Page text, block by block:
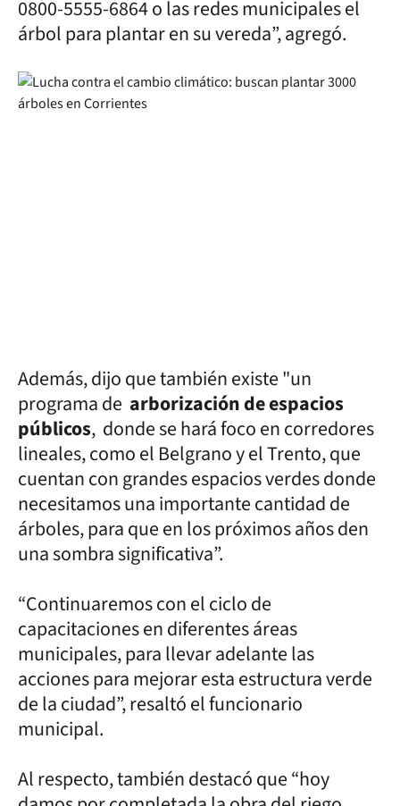
0800-5555-6864 o las redes municipales el
árbol para plantar en su vereda”, agregó.
Además, dijo que también existe "un
programa de arborización de espacios
públicos, donde se hará foco en corredores
lineales, como el Belgrano y el Trento, que
cuentan con grandes espacios verdes donde
necesitamos una importante cantidad de
árboles, para que en los próximos años den
una sombra significativa”.
“Continuaremos con el ciclo de
capacitaciones en diferentes áreas
municipales, para llevar adelante las
acciones para mejorar esta estructura verde
de la ciudad”, resaltó el funcionario
municipal.
Al respecto, también destacó que “hoy